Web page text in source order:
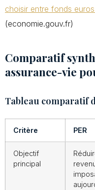
choisir entre fonds
(economie.gouv.fr)
Comparatif
assurance-vie
Tableau comparatif
Critère PER
Objectif
principal